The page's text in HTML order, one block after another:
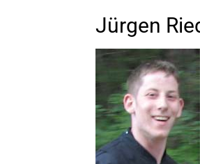
Jürgen